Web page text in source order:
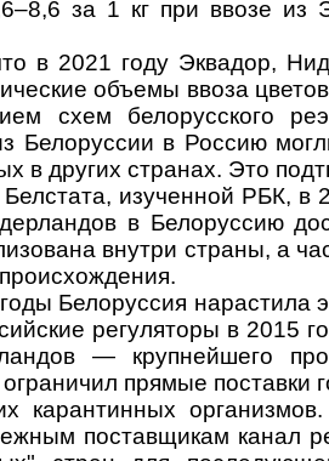
за 1 кг при ввозе из
в 2021 году Эквадор,
объемы ввоза
схем белорусского
Белоруссии в Россию
в других странах. Это
Белстата, изученной РБК, в
в Белоруссию
внутри страны, а
Белоруссия нарастила
регуляторы в 2015
— крупнейшего
прямые поставки
карантинных
поставщикам канал